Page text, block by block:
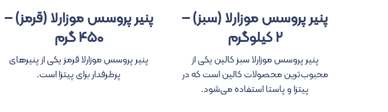
پنیر پروسس موزارلا (سبز) –
۲ کیلوگرم
پنیر پروسس موزارلا سبز کالین یکی از
محبوب‌ترین محصولات کالین است که در
پیتزا و پاستا استفاده می‌شود.
پنیر پروسس موزارلا (قرمز) –
۴۵۰ گرم
پنیر پروسس موزارلا قرمز یکی از پنیرهای
پرطرفدار برای پیتزا است.